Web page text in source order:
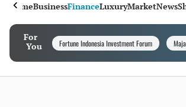
HomeBusinessFinanceLuxuryMarketNews
For
You
Fortune Indonesia Investment Forum